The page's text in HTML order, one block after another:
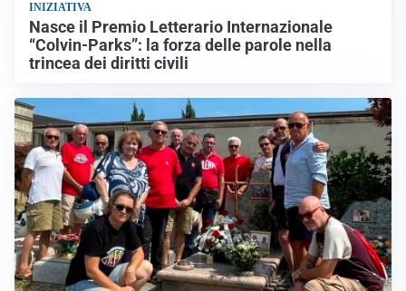
INIZIATIVA
Nasce il Premio Letterario Internazionale
“Colvin-Parks”: la forza delle parole nella
trincea dei diritti civili